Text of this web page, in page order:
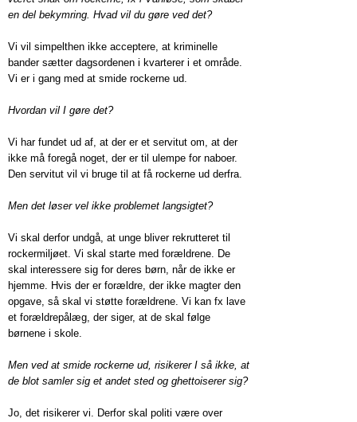
en del bekymring. Hvad vil du gøre ved det?
Vi vil simpelthen ikke acceptere, at kriminelle
bander sætter dagsordenen i kvarterer i et område.
Vi er i gang med at smide rockerne ud.
Hvordan vil I gøre det?
Vi har fundet ud af, at der er et servitut om, at der
ikke må foregå noget, der er til ulempe for naboer.
Den servitut vil vi bruge til at få rockerne ud derfra.
Men det løser vel ikke problemet langsigtet?
Vi skal derfor undgå, at unge bliver rekrutteret til
rockermiljøet. Vi skal starte med forældrene. De
skal interessere sig for deres børn, når de ikke er
hjemme. Hvis der er forældre, der ikke magter den
opgave, så skal vi støtte forældrene. Vi kan fx lave
et forældrepålæg, der siger, at de skal følge
børnene i skole.
Men ved at smide rockerne ud, risikerer I så ikke, at
de blot samler sig et andet sted og ghettoiserer sig?
Jo, det risikerer vi. Derfor skal politi være over